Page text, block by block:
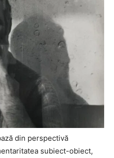
din perspectivă
subiect-obiect,